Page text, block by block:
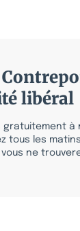
libéral
gratuitement à
tous les
vous ne